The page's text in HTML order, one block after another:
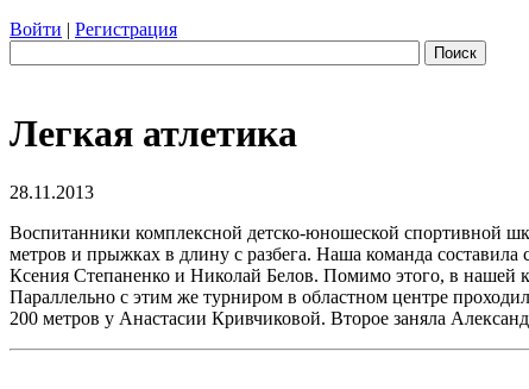
Войти | Регистрация
Поиск
Легкая атлетика
28.11.2013
Воспитанники комплексной детско-юношеской спортивной
метров и прыжках в длину с разбега. Наша команда
Ксения Степаненко и Николай Белов. Помимо этого, в нашей
Параллельно с этим же турниром в областном центре
200 метров у Анастасии Кривчиковой. Второе заняла